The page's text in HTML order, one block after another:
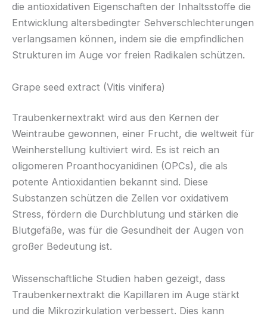
die antioxidativen Eigenschaften der Inhaltsstoffe die
Entwicklung altersbedingter Sehverschlechterungen
verlangsamen können, indem sie die empfindlichen
Strukturen im Auge vor freien Radikalen schützen.
Grape seed extract (Vitis vinifera)
Traubenkernextrakt wird aus den Kernen der
Weintraube gewonnen, einer Frucht, die weltweit für
Weinherstellung kultiviert wird. Es ist reich an
oligomeren Proanthocyanidinen (OPCs), die als
potente Antioxidantien bekannt sind. Diese
Substanzen schützen die Zellen vor oxidativem
Stress, fördern die Durchblutung und stärken die
Blutgefäße, was für die Gesundheit der Augen von
großer Bedeutung ist.
Wissenschaftliche Studien haben gezeigt, dass
Traubenkernextrakt die Kapillaren im Auge stärkt
und die Mikrozirkulation verbessert. Dies kann